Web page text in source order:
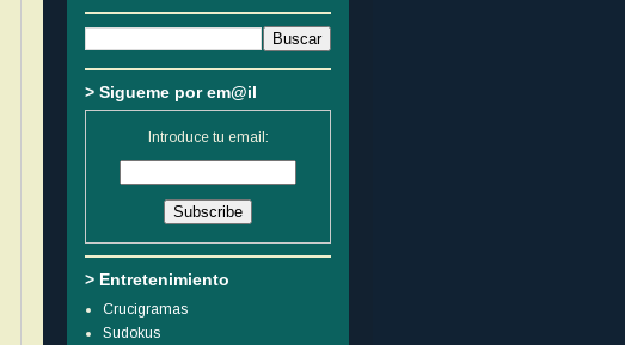
> Sigueme por em@il
Introduce tu email:
> Entretenimiento
Crucigramas
Sudokus